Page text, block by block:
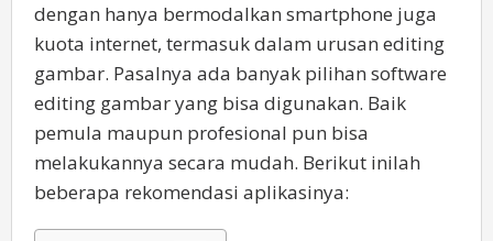
dengan hanya bermodalkan smartphone juga
kuota internet, termasuk dalam urusan editing
gambar. Pasalnya ada banyak pilihan software
editing gambar yang bisa digunakan. Baik
pemula maupun profesional pun bisa
melakukannya secara mudah. Berikut inilah
beberapa rekomendasi aplikasinya: